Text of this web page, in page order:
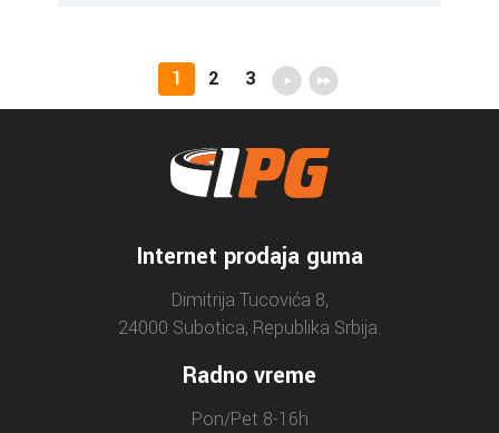
1 2 3
Internet prodaja guma
Dimitrija Tucovića 8,
24000 Subotica, Republika Srbija.
Radno vreme
Pon/Pet 8-16h